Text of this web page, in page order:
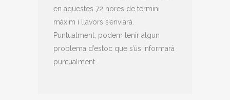
en aquestes 72 hores de termini
màxim i llavors s’enviarà.
Puntualment, podem tenir algun
problema d’estoc que s’ús informarà
puntualment.